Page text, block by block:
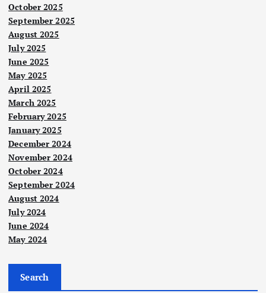
October 2025
September 2025
August 2025
July 2025
June 2025
May 2025
April 2025
March 2025
February 2025
January 2025
December 2024
November 2024
October 2024
September 2024
August 2024
July 2024
June 2024
May 2024
Search
a